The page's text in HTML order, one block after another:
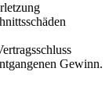
Gewinn.